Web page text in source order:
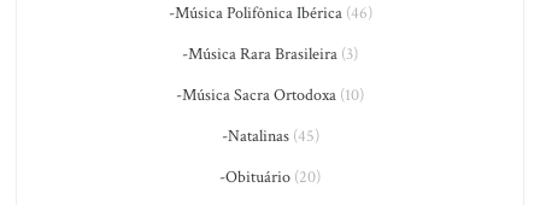
-Música Polifônica Ibérica(46)
-Música Rara Brasileira (3)
-Música Sacra Ortodoxa (10)
-Natalinas(45)
-Obituário (20)